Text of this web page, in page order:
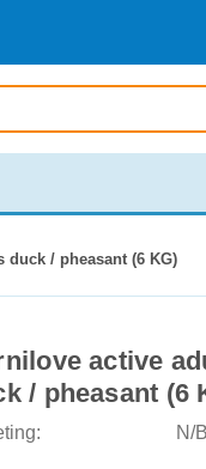
/ pheasant (6 KG)
active
/ pheasant (6
N/B